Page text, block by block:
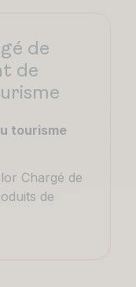
de
de
tourisme
Chargé de
de